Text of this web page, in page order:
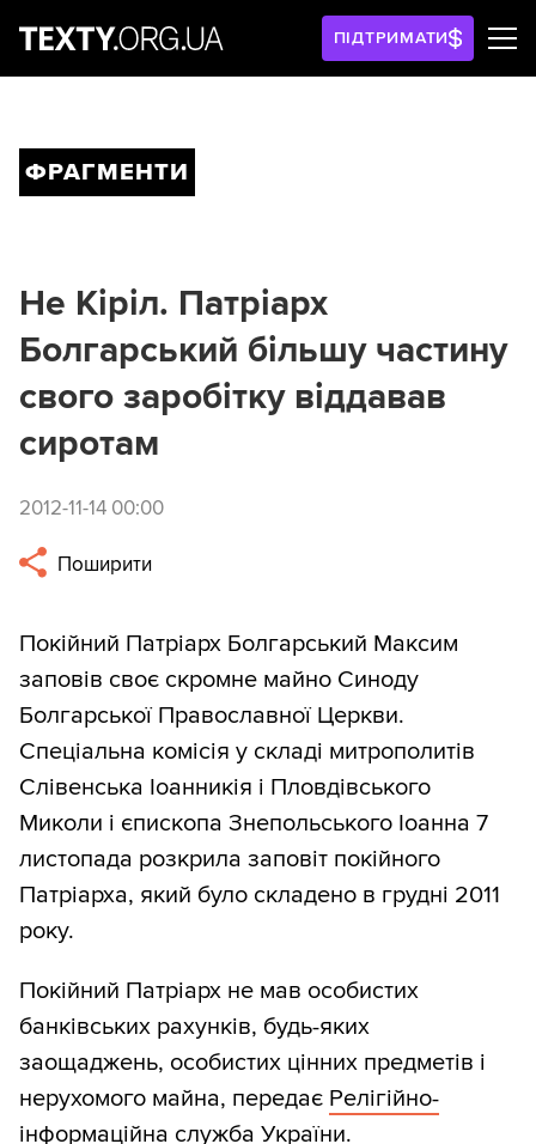
ПІДТРИМАТИ
ФРАГМЕНТИ
Не Кіріл. Патріарх
Болгарський більшу частину
свого заробітку віддавав
сиротам
2012-11-14 00:00
Поширити
Покійний Патріарх Болгарський Максим
заповів своє скромне майно Синоду
Болгарської Православної Церкви.
Спеціальна комісія у складі митрополитів
Слівенська Іоанникія і Пловдівського
Миколи і єпископа Знепольського Іоанна 7
листопада розкрила заповіт покійного
Патріарха, який було складено в грудні 2011
року.
Покійний Патріарх не мав особистих
банківських рахунків, будь-яких
заощаджень, особистих цінних предметів і
нерухомого майна, передає Релігійно-
інформаційна служба України.